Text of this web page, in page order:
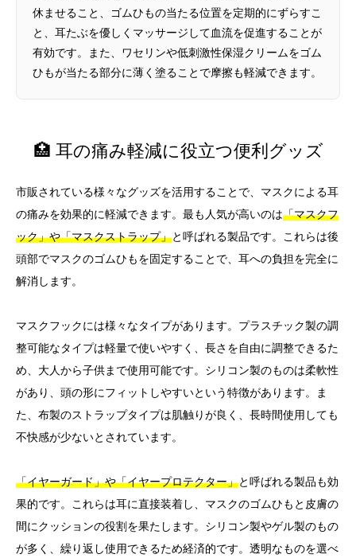
休ませること、ゴムひもの当たる位置を定期的にずらすこ
と、耳たぶを優しくマッサージして血流を促進することが
有効です。また、ワセリンや低刺激性保湿クリームをゴム
ひもが当たる部分に薄く塗ることで摩擦も軽減できます。
🏥 耳の痛み軽減に役立つ便利グッズ
市販されている様々なグッズを活用することで、マスクによる耳
の痛みを効果的に軽減できます。最も人気が高いのは「マスクフ
ック」や「マスクストラップ」と呼ばれる製品です。これらは後
頭部でマスクのゴムひもを固定することで、耳への負担を完全に
解消します。
マスクフックには様々なタイプがあります。プラスチック製の調
整可能なタイプは軽量で使いやすく、長さを自由に調整できるた
め、大人から子供まで使用可能です。シリコン製のものは柔軟性
があり、頭の形にフィットしやすいという特徴があります。ま
た、布製のストラップタイプは肌触りが良く、長時間使用しても
不快感が少ないとされています。
「イヤーガード」や「イヤープロテクター」と呼ばれる製品も効
果的です。これらは耳に直接装着し、マスクのゴムひもと皮膚の
間にクッションの役割を果たします。シリコン製やゲル製のもの
が多く、繰り返し使用できるため経済的です。透明なものを選べ